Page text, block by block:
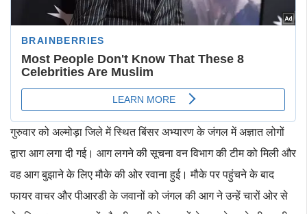
गुरुवार को अल्मोड़ा जिले में स्थित बिंसर अभ्यारण के जंगल में अज्ञात लोगों
द्वारा आग लगा दी गई। आग लगने की सूचना वन विभाग की टीम को मिली और
वह आग बुझाने के लिए मौके की ओर रवाना हुई। मौके पर पहुंचने के बाद
फायर वाचर और पीआरडी के जवानों को जंगल की आग ने उन्हें चारों ओर से